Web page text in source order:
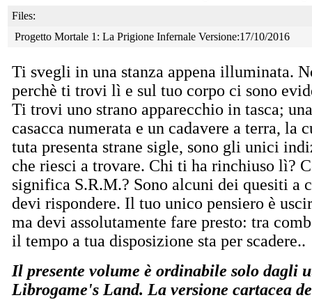
Files:
Progetto Mortale 1: La Prigione Infernale Versione:17/10/2016
Ti svegli in una stanza appena illuminata.
perchè ti trovi lì e sul tuo corpo ci sono
Ti trovi uno strano apparecchio in tasca; una
casacca numerata e un cadavere a terra, la
tuta presenta strane sigle, sono gli unici
che riesci a trovare. Chi ti ha rinchiuso lì?
significa S.R.M.? Sono alcuni dei quesiti a
devi rispondere. Il tuo unico pensiero è
ma devi assolutamente fare presto: tra
il tempo a tua disposizione sta per scadere..
Il presente volume è ordinabile solo dagli
Librogame's Land. La versione cartacea